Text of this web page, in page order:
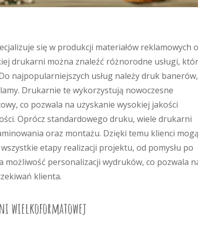
się w produkcji materiałów reklamowych
drukarni można znaleźć różnorodne usługi,
najpopularniejszych usług należy druk banerów,
Drukarnie te wykorzystują nowoczesne
co pozwala na uzyskanie wysokiej jakości
Oprócz standardowego druku, wiele drukarni
oraz montażu. Dzięki temu klienci mogą
etapy realizacji projektu, od pomysłu po
personalizacji wydruków, co pozwala
klienta.
wielkoformatowej